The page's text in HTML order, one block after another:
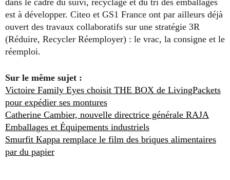
dans le cadre du suivi, recyclage et du tri des emballages
est à développer. Citeo et GS1 France ont par ailleurs déjà
ouvert des travaux collaboratifs sur une stratégie 3R
(Réduire, Recycler Réemployer) : le vrac, la consigne et le
réemploi.
Sur le même sujet :
Victoire Family Eyes choisit THE BOX de LivingPackets
pour expédier ses montures
Catherine Cambier, nouvelle directrice générale RAJA
Emballages et Équipements industriels
Smurfit Kappa remplace le film des briques alimentaires
par du papier